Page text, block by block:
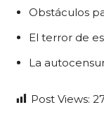
Obstáculos
El terror de
La
Post Views: